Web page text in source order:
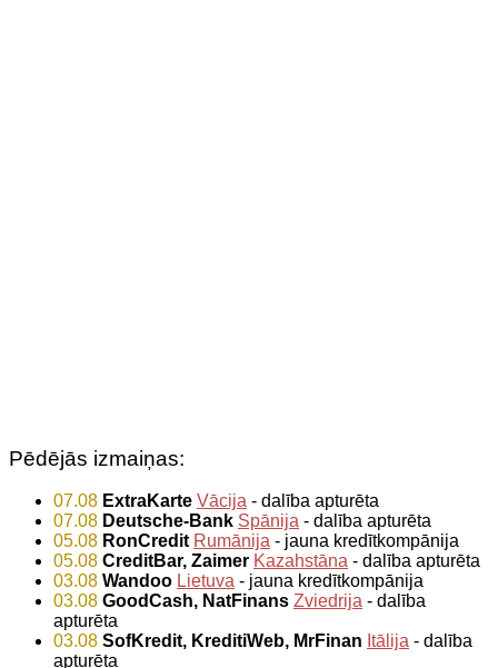
Pēdējās izmaiņas:
07.08 ExtraKarte Vācija - dalība apturēta
07.08 Deutsche-Bank Spānija - dalība apturēta
05.08 RonCredit Rumānija - jauna kredītkompānija
05.08 CreditBar, Zaimer Kazahstāna - dalība apturēta
03.08 Wandoo Lietuva - jauna kredītkompānija
03.08 GoodCash, NatFinans Zviedrija - dalība
apturēta
03.08 SofKredit, KreditiWeb, MrFinan Itālija - dalība
apturēta